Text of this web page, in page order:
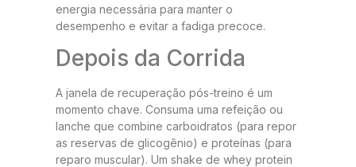
energia necessária para manter o
desempenho e evitar a fadiga precoce.
Depois da Corrida
A janela de recuperação pós-treino é um
momento chave. Consuma uma refeição ou
lanche que combine carboidratos (para repor
as reservas de glicogênio) e proteínas (para
reparo muscular). Um shake de whey protein